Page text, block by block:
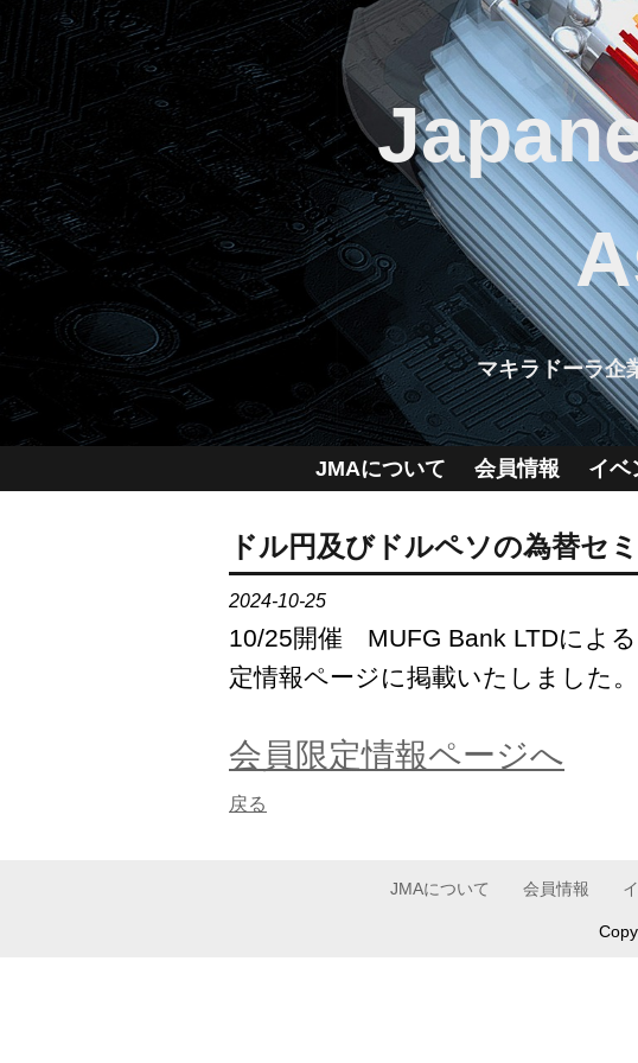
マキラドーラ企
JMAについて 会員情報 イベ
ドル円及びドルペソの為替セ
2024-10-25
10/25開催 MUFG Bank LTDによ
定情報ページに掲載いたしました。
会員限定情報ページへ
戻る
JMAについて 会員情報